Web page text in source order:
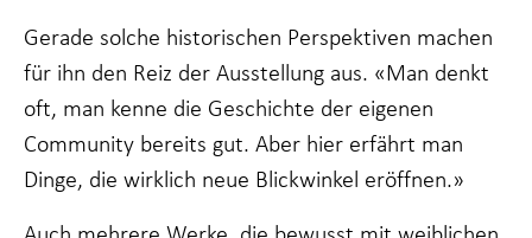
Gerade solche historischen Perspektiven machen
für ihn den Reiz der Ausstellung aus. «Man denkt
oft, man kenne die Geschichte der eigenen
Community bereits gut. Aber hier erfährt man
Dinge, die wirklich neue Blickwinkel eröffnen.»